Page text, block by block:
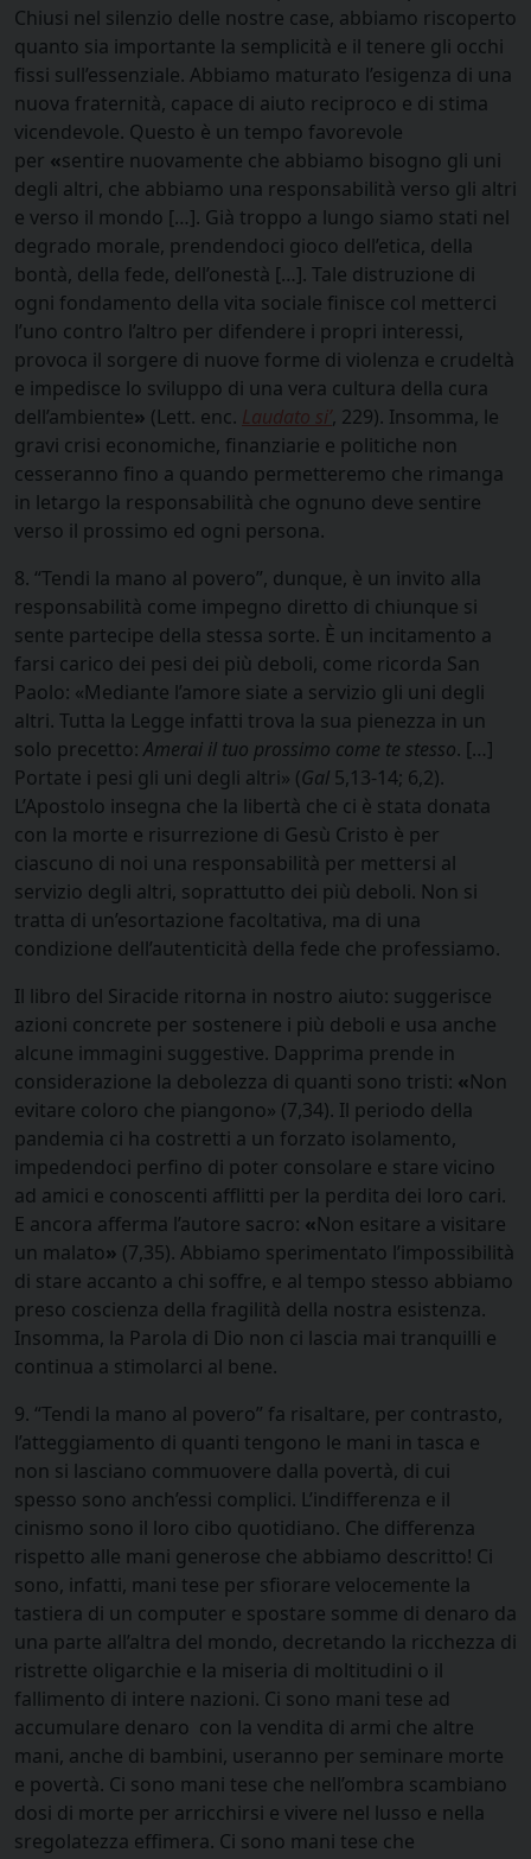
Chiusi nel silenzio delle nostre case, abbiamo riscoperto
quanto sia importante la semplicità e il tenere gli occhi
fissi sull’essenziale. Abbiamo maturato l’esigenza di una
nuova fraternità, capace di aiuto reciproco e di stima
vicendevole. Questo è un tempo favorevole
per «sentire nuovamente che abbiamo bisogno gli uni
degli altri, che abbiamo una responsabilità verso gli altri
e verso il mondo […]. Già troppo a lungo siamo stati nel
degrado morale, prendendoci gioco dell’etica, della
bontà, della fede, dell’onestà […]. Tale distruzione di
ogni fondamento della vita sociale finisce col metterci
l’uno contro l’altro per difendere i propri interessi,
provoca il sorgere di nuove forme di violenza e crudeltà
e impedisce lo sviluppo di una vera cultura della cura
dell’ambiente» (Lett. enc. Laudato si’, 229). Insomma, le
gravi crisi economiche, finanziarie e politiche non
cesseranno fino a quando permetteremo che rimanga
in letargo la responsabilità che ognuno deve sentire
verso il prossimo ed ogni persona.
8. “Tendi la mano al povero”, dunque, è un invito alla
responsabilità come impegno diretto di chiunque si
sente partecipe della stessa sorte. È un incitamento a
farsi carico dei pesi dei più deboli, come ricorda San
Paolo: «Mediante l’amore siate a servizio gli uni degli
altri. Tutta la Legge infatti trova la sua pienezza in un
solo precetto: Amerai il tuo prossimo come te stesso. […]
Portate i pesi gli uni degli altri» (Gal 5,13-14; 6,2).
L’Apostolo insegna che la libertà che ci è stata donata
con la morte e risurrezione di Gesù Cristo è per
ciascuno di noi una responsabilità per mettersi al
servizio degli altri, soprattutto dei più deboli. Non si
tratta di un’esortazione facoltativa, ma di una
condizione dell’autenticità della fede che professiamo.
Il libro del Siracide ritorna in nostro aiuto: suggerisce
azioni concrete per sostenere i più deboli e usa anche
alcune immagini suggestive. Dapprima prende in
considerazione la debolezza di quanti sono tristi: «Non
evitare coloro che piangono» (7,34). Il periodo della
pandemia ci ha costretti a un forzato isolamento,
impedendoci perfino di poter consolare e stare vicino
ad amici e conoscenti afflitti per la perdita dei loro cari.
E ancora afferma l’autore sacro: «Non esitare a visitare
un malato» (7,35). Abbiamo sperimentato l’impossibilità
di stare accanto a chi soffre, e al tempo stesso abbiamo
preso coscienza della fragilità della nostra esistenza.
Insomma, la Parola di Dio non ci lascia mai tranquilli e
continua a stimolarci al bene.
9. “Tendi la mano al povero” fa risaltare, per contrasto,
l’atteggiamento di quanti tengono le mani in tasca e
non si lasciano commuovere dalla povertà, di cui
spesso sono anch’essi complici. L’indifferenza e il
cinismo sono il loro cibo quotidiano. Che differenza
rispetto alle mani generose che abbiamo descritto! Ci
sono, infatti, mani tese per sfiorare velocemente la
tastiera di un computer e spostare somme di denaro da
una parte all’altra del mondo, decretando la ricchezza di
ristrette oligarchie e la miseria di moltitudini o il
fallimento di intere nazioni. Ci sono mani tese ad
accumulare denaro con la vendita di armi che altre
mani, anche di bambini, useranno per seminare morte
e povertà. Ci sono mani tese che nell’ombra scambiano
dosi di morte per arricchirsi e vivere nel lusso e nella
sregolatezza effimera. Ci sono mani tese che